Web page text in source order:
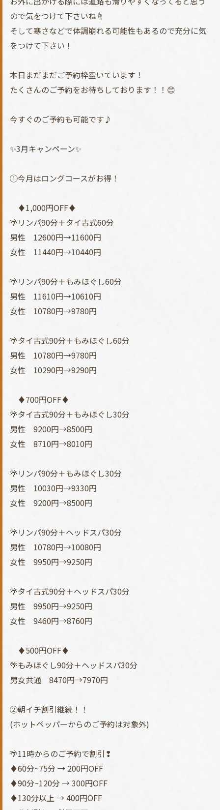
ので気をつけて下さいね☝️
そして寒さなどで体調崩れる可能性もあるので充分に気
をつけて下さい！
本日まだまだご予約枠空いています！
たくさんのご予約をお待ちしております！！😊
今すぐのご予約も可能です♪
✨3月キャンペーン✨
①今月はロングコースがお得！
♦1,000円OFF♦
🌴リンパ90分＋タイ古式60分
男性 12600円→11600円
女性 11440円→10440円
🌴リンパ90分＋もみほぐし60分
男性 11610円→10610円
女性 10780円→9780円
🌴タイ古式90分＋もみほぐし60分
男性 10780円→9780円
女性 10290円→9290円
♦700円OFF♦
🌴タイ古式90分＋もみほぐし30分
男性 9200円→8500円
女性 8710円→8010円
🌴リンパ90分＋もみほぐし30分
男性 10030円→9330円
女性 9200円→8500円
🌴リンパ90分＋ヘッドスパ30分
男性 10780円→10080円
女性 9950円→9250円
🌴タイ古式90分＋ヘッドスパ30分
男性 9950円→9250円
女性 9460円→8760円
♦500円OFF♦
🌴もみほぐし90分＋ヘッドスパ30分
男女共通 8470円→7970円
②朝イチ割引継続！！
(ホットペッパーからのご予約は対象外)
🌴11時からのご予約で割引❢
♦60分~75分 → 200円OFF
♦90分~120分 → 300円OFF
♦130分以上 → 400円OFF